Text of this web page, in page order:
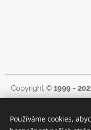
Copyright © 1999 -
Obsah těchto
Používáme cookies,